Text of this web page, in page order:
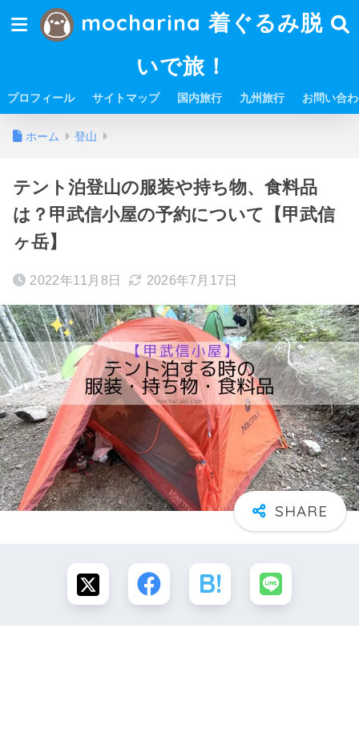
mocharina 着ぐるみ脱
いで旅！
プロフィール サイトマップ 国内旅行 九州旅行 お問い合
ホーム 登山
テント泊登山の服装や持ち物、食料品
は？甲武信小屋の予約について【甲武信
ヶ岳】
2022年11月8日 2026年7月17日